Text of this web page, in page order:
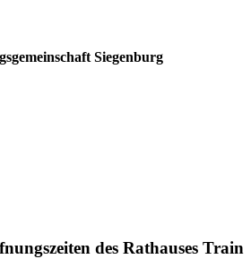
Siegenburg
des Rathauses Train